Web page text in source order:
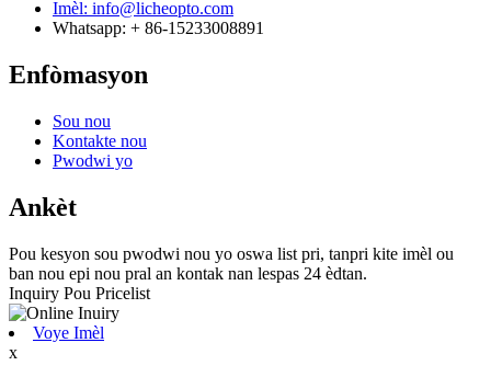
Imèl: info@licheopto.com
Whatsapp: + 86-15233008891
Enfòmasyon
Sou nou
Kontakte nou
Pwodwi yo
Ankèt
Pou kesyon sou pwodwi nou yo oswa list pri, tanpri kite imèl ou
ban nou epi nou pral an kontak nan lespas 24 èdtan.
Inquiry Pou Pricelist
Voye Imèl
x